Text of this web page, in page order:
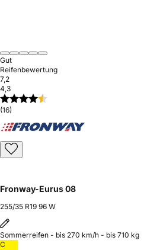
Gut
Reifenbewertung
7,2
4,3
(16)
Fronway-Eurus 08
255/35 R19 96 W
Sommerreifen - bis 270 km/h - bis 710 kg
C